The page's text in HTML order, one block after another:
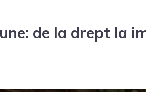
de la drept la